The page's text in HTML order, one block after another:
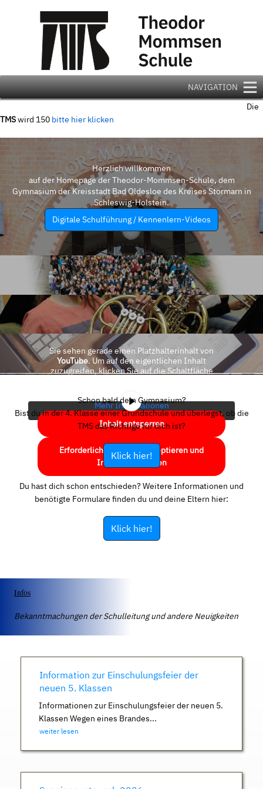
NAVIGATION
Die
TMSwird 150 bitte hier klicken
Herzlich willkommen
auf der Homepage der Theodor-Mommsen-Schule, dem
Gymnasium der Kreisstadt Bad Oldesloe des Kreises Stormarn in
Schleswig-Holstein.
Digitale Schulführung / Kennenlern-Videos
Sie sehen gerade einen Platzhalterinhalt von
YouTube. Um auf den eigentlichen Inhalt
zuzugreifen, klicken Sie auf die Schaltfläche
Mehr Informationen
Inhalt entsperren
Erforderlichen Service akzeptieren und
Inhalte entsperren
Schon bald dein Gymnasium?
Bist du in der 4. Klasse einer Grundschule und überlegst, ob die
TMS das Richtige für dich ist?
Klick hier!
Du hast dich schon entschieden? Weitere Informationen und
benötigte Formulare finden du und deine Eltern hier:
Klick hier!
Infos
Bekanntmachungen der Schulleitung und andere Neuigkeiten
Information zur Einschulungsfeier der
neuen 5. Klassen
Informationen zur Einschulungsfeier der neuen 5.
Klassen Wegen eines Brandes...
weiter lesen